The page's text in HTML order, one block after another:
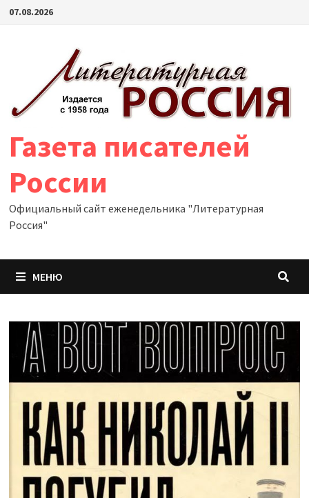
Перейти
07.08.2026
Газета писателей
России
Официальный сайт еженедельника "Литературная
Россия"
МЕНЮ